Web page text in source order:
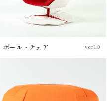
ボール・チェア ver1.0